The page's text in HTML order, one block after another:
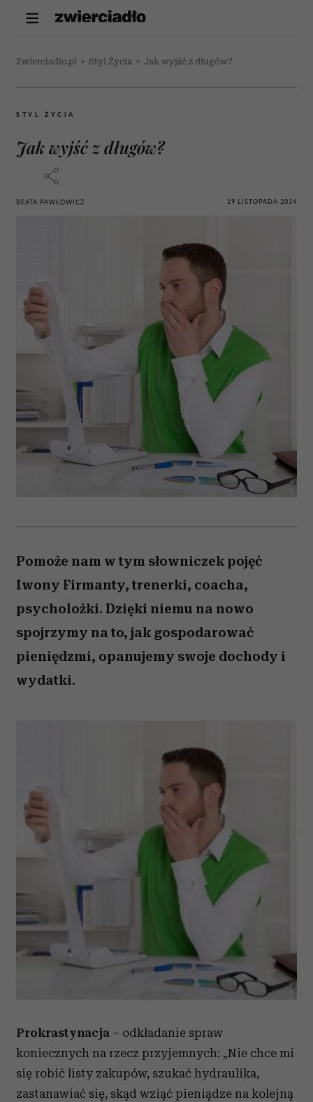
Zwierciadlo.pl > Styl Życia > Jak wyjść z długów?
STYL ŻYCIA
Jak wyjść z długów?
BEATA PAWŁOWICZ 19 LISTOPADA 2014
Pomoże nam w tym słowniczek pojęć
Iwony Firmanty, trenerki, coacha,
psycholożki. Dzięki niemu na nowo
spojrzymy na to, jak gospodarować
pieniędzmi, opanujemy swoje dochody i
wydatki.
Prokrastynacja – odkładanie spraw
koniecznych na rzecz przyjemnych: „Nie chce mi
się robić listy zakupów, szukać hydraulika,
zastanawiać się, skąd wziąć pieniądze na kolejną